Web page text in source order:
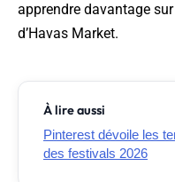
apprendre davantage
d’Havas Market.
À lire aussi
Pinterest dévoile les
des festivals 2026